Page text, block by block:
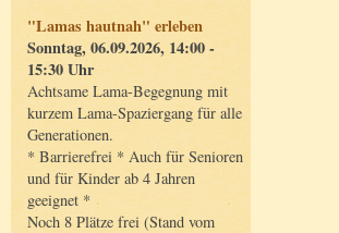
"Lamas hautnah" erleben
Sonntag, 06.09.2026, 14:00 -
15:30 Uhr
Achtsame Lama-Begegnung mit
kurzem Lama-Spaziergang für alle
Generationen.
* Barrierefrei * Auch für Senioren
und für Kinder ab 4 Jahren
geeignet *
Noch 8 Plätze frei (Stand vom